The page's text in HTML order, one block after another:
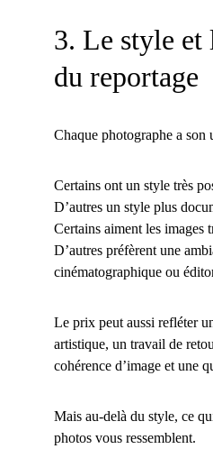
3. Le style et
du reportage
Chaque photographe a son
Certains ont un style très
D’autres un style plus
Certains aiment les images
D’autres préfèrent une
cinématographique ou
Le prix peut aussi refléter
artistique, un travail de
cohérence d’image et une
Mais au-delà du style, ce
photos vous ressemblent.